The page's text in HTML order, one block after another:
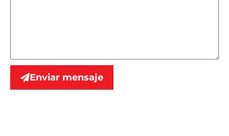
Enviar mensaje